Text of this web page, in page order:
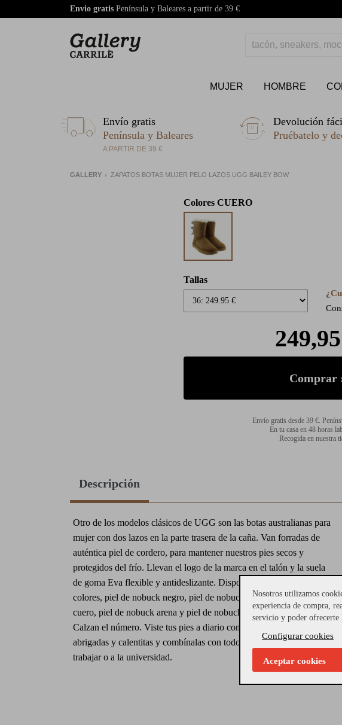
Envio gratis Península y Baleares a partir de 39 €
MUJER HOMBRE
Envío gratis
Península y Baleares
A PARTIR DE 39 €
Devolución
Pruébatelo y
GALLERY ZAPATOS BOTAS MUJER PELO LAZOS UGG BAILEY BOW
Colores CUERO
Tallas
Envío gratis desde 39 €.
En tu casa en 48 horas
Recogida en nuestra
Descripción
Otro de los modelos clásicos de UGG son las botas australianas para
mujer con dos lazos en la parte trasera de la caña. Van forradas de
auténtica piel de cordero, para mantener nuestros pies secos y
protegidos del frío. Llevan el logo de la marca en el talón y la suela
de goma Eva flexible y antideslizante. Disponible en diferentes
colores, piel de nobuck negro, piel de nobuck gris, piel de nobuck
cuero, piel de nobuck arena y piel de nobuck azul. Consejos de talla:
Calzan el número. Viste tus pies a diario con estas botas tan
abrigadas y calentitas y combínalas con todo tipo de looks para ir a
trabajar o a la universidad.
Nosotros utilizamos
experiencia de compra,
servicio y poder ofrecerte
Configurar cookies
Aceptar cookies